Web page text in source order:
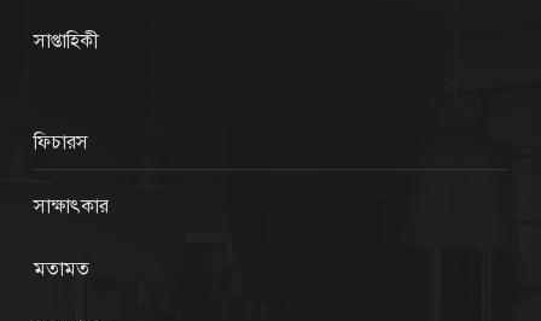
সাপ্তাহিকী
ফিচারস
সাক্ষাৎকার
মতামত